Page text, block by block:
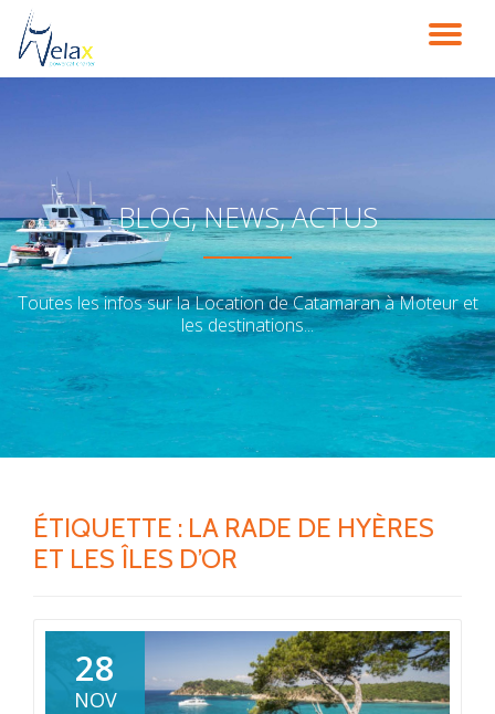
Aller
au
BLOG, NEWS, ACTUS
Toutes les infos sur la Location de Catamaran à Moteur et
les destinations...
ÉTIQUETTE : LA RADE DE HYÈRES
ET LES ÎLES D’OR
28
NOV